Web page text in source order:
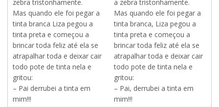
zebra tristonhamente.
Mas quando ele foi pegar a
tinta branca Liza pegou a
tinta preta e começou a
brincar toda feliz até ela se
atrapalhar toda e deixar cair
todo pote de tinta nela e
gritou:
– Pai derrubei a tinta em
mim!!!
a zebra tristonhamente.
Mas quando ele foi pegar a
tinta branca, Liza pegou a
tinta preta e começou a
brincar toda feliz até ela se
atrapalhar toda e deixar cair
todo pote de tinta nela e
gritou:
– Pai, derrubei a tinta em
mim!!!